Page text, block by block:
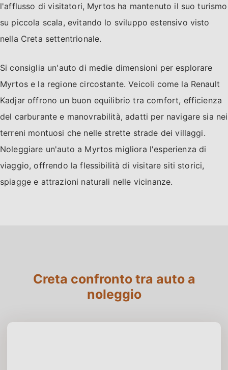
l'afflusso di visitatori, Myrtos ha mantenuto il suo turismo
su piccola scala, evitando lo sviluppo estensivo visto
nella Creta settentrionale.
Si consiglia un'auto di medie dimensioni per esplorare
Myrtos e la regione circostante. Veicoli come la Renault
Kadjar offrono un buon equilibrio tra comfort, efficienza
del carburante e manovrabilità, adatti per navigare sia nei
terreni montuosi che nelle strette strade dei villaggi.
Noleggiare un'auto a Myrtos migliora l'esperienza di
viaggio, offrendo la flessibilità di visitare siti storici,
spiagge e attrazioni naturali nelle vicinanze.
Creta confronto tra auto a
noleggio